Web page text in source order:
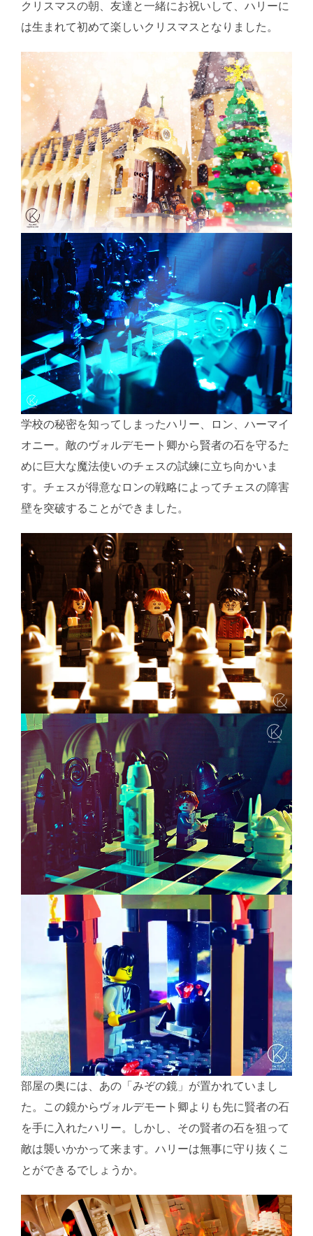
クリスマスの朝、友達と一緒にお祝いして、ハリーに
は生まれて初めて楽しいクリスマスとなりました。
学校の秘密を知ってしまったハリー、ロン、ハーマイ
オニー。敵のヴォルデモート卿から賢者の石を守るた
めに巨大な魔法使いのチェスの試練に立ち向かいま
す。チェスが得意なロンの戦略によってチェスの障害
壁を突破することができました。
部屋の奥には、あの「みぞの鏡」が置かれていまし
た。この鏡からヴォルデモート卿よりも先に賢者の石
を手に入れたハリー。しかし、その賢者の石を狙って
敵は襲いかかって来ます。ハリーは無事に守り抜くこ
とができるでしょうか。